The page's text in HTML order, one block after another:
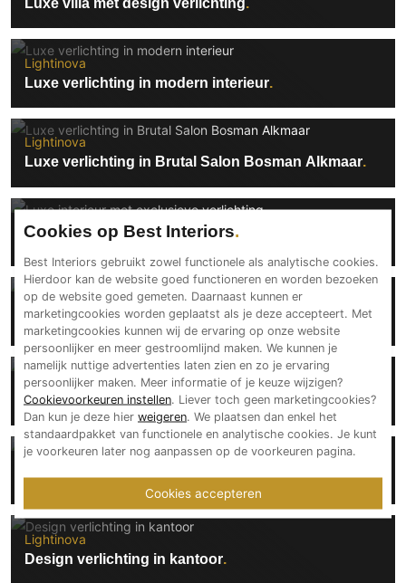
Lightinova
Luxe verlichting in modern interieur
Lightinova
Luxe verlichting in Brutal Salon Bosman Alkmaar
Lightinova
Luxe interieur met exclusieve verlichting
Lightinova
Exclusieve villa met luxe verlichting
Lightinova
Exclusieve verlichting in Beautysalon Yonca Yucel
Lightinova
Design verlichting in luxe villa
Lightinova
Design verlichting in kantoor
Cookies op Best Interiors
Best Interiors gebruikt zowel functionele als analytische cookies.
Hierdoor kan de website goed functioneren en worden bezoeken
op de website goed gemeten. Daarnaast kunnen er
marketingcookies worden geplaatst als je deze accepteert. Met
marketingcookies kunnen wij de ervaring op onze website
persoonlijker en meer gestroomlijnd maken. We kunnen je
namelijk nuttige advertenties laten zien en zo je ervaring
persoonlijker maken. Meer informatie of je keuze wijzigen?
Cookievoorkeuren instellen. Liever toch geen marketingcookies?
Dan kun je deze hier weigeren. We plaatsen dan enkel het
standaardpakket van functionele en analytische cookies. Je kunt
je voorkeuren later nog aanpassen op de voorkeuren pagina.
Cookies accepteren